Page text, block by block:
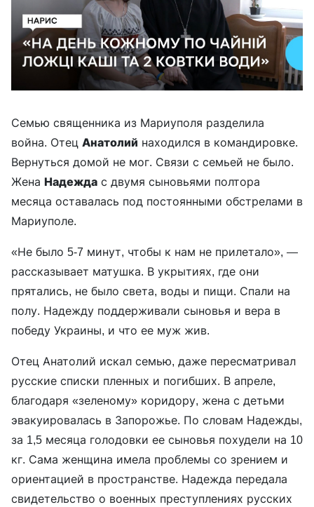
Семью священника из Мариуполя разделила
война. Отец Анатолий находился в командировке.
Вернуться домой не мог. Связи с семьей не было.
Жена Надежда с двумя сыновьями полтора
месяца оставалась под постоянными обстрелами в
Мариуполе.
«Не было 5-7 минут, чтобы к нам не прилетало», —
рассказывает матушка. В укрытиях, где они
прятались, не было света, воды и пищи. Спали на
полу. Надежду поддерживали сыновья и вера в
победу Украины, и что ее муж жив.
Отец Анатолий искал семью, даже пересматривал
русские списки пленных и погибших. В апреле,
благодаря «зеленому» коридору, жена с детьми
эвакуировалась в Запорожье. По словам Надежды,
за 1,5 месяца голодовки ее сыновья похудели на 10
кг. Сама женщина имела проблемы со зрением и
ориентацией в пространстве. Надежда передала
свидетельство о военных преступлениях русских